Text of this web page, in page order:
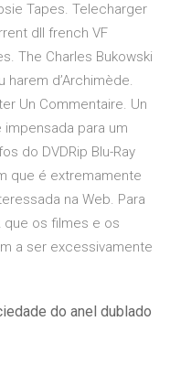
Tapes. Telecharger
dll french VF
The Charles Bukowski
harem d’Archimède.
Un Commentaire. Un
para um
do DVDRip Blu-Ray
que é extremamente
na Web. Para
que os filmes e os
a ser excessivamente
do anel dublado